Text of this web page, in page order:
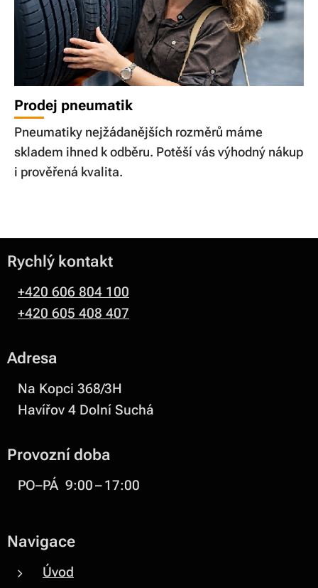
Prodej pneumatik
Pneumatiky nejžádanějších rozměrů máme
skladem ihned k odběru. Potěší vás výhodný nákup
i prověřená kvalita.
Rychlý kontakt
+420 606 804 100
+420 605 408 407
Adresa
Na Kopci 368/3H
Havířov 4 Dolní Suchá
Provozní doba
PO–PÁ 9:00 – 17:00
Navigace
Úvod